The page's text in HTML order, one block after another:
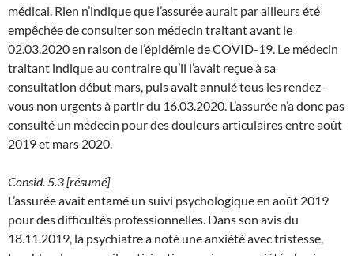
médical. Rien n’indique que l’assurée aurait par ailleurs été
empêchée de consulter son médecin traitant avant le
02.03.2020 en raison de l’épidémie de COVID-19. Le médecin
traitant indique au contraire qu’il l’avait reçue à sa
consultation début mars, puis avait annulé tous les rendez-
vous non urgents à partir du 16.03.2020. L’assurée n’a donc pas
consulté un médecin pour des douleurs articulaires entre août
2019 et mars 2020.
Consid. 5.3 [résumé]
L’assurée avait entamé un suivi psychologique en août 2019
pour des difficultés professionnelles. Dans son avis du
18.11.2019, la psychiatre a noté une anxiété avec tristesse,